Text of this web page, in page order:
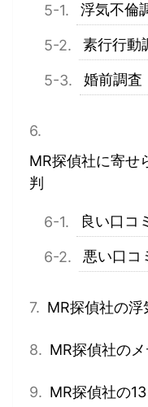
浮気不倫
素行行動
婚前調査
MR探偵社に寄せ
判
良い口コミ
悪い口コ
MR探偵社の
MR探偵社の
MR探偵社の